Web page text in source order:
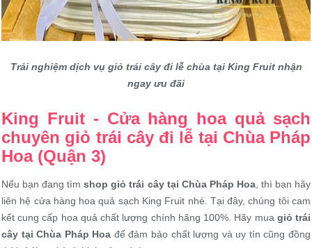
Trải nghiệm dịch vụ giỏ trái cây đi lễ chùa tại King Fruit nhận
ngay ưu đãi
King Fruit - Cửa hàng hoa quả sạch
chuyên giỏ trái cây đi lễ tại Chùa Pháp
Hoa (Quận 3)
Nếu bạn đang tìmshop giỏ trái cây tại Chùa Pháp Hoa, thì bạn hãy
liên hệ cửa hàng hoa quả sạch King Fruit nhé. Tại đây, chúng tôi cam
kết cung cấp hoa quả chất lượng chính hãng 100%. Hãy mua giỏ trái
cây tại Chùa Pháp Hoa để đảm bảo chất lượng và uy tín cũng đồng